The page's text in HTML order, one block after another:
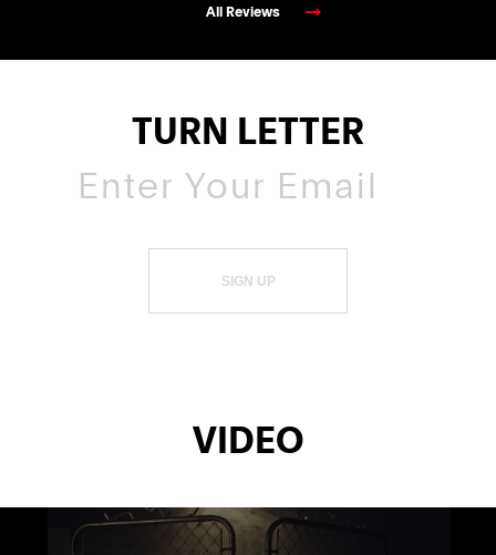
All Reviews
TURN LETTER
SIGN UP
VIDEO